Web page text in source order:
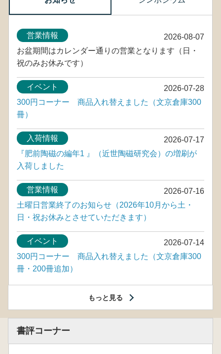
2026-08-07
営業情報
お盆期間はカレンダー通りの営業となります（日・
祝のみお休みです）
2026-07-28
イベント
300円コーナー 商品入れ替えました（文京倉庫300
冊）
2026-07-17
入荷情報
『肥前陶磁の編年1 』（近世陶磁研究会）の増刷が
入荷しました
2026-07-16
営業情報
土曜日営業終了のお知らせ（2026年10月から土・
日・祝お休みとさせていただきます）
2026-07-14
イベント
300円コーナー 商品入れ替えました（文京倉庫300
冊・200冊追加）
もっと見る
書評コーナー